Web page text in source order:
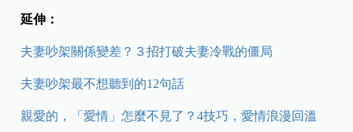
延伸：
夫妻吵架關係變差？３招打破夫妻冷戰的僵局
夫妻吵架最不想聽到的12句話
親愛的，「愛情」怎麼不見了？4技巧，愛情浪漫回溫